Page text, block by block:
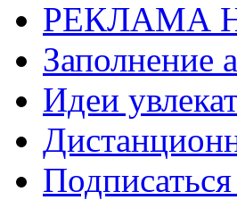
РЕКЛАМА
Заполнение
Идеи